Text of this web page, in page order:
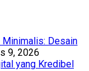
Minimalis: Desain
9, 2026
yang Kredibel